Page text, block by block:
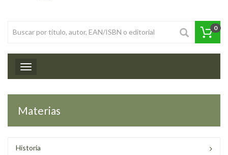
0
Toggle navigation
Materias
Historia